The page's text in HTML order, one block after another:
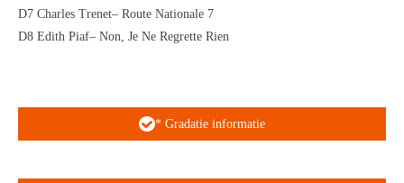
D7 Charles Trenet– Route Nationale 7
D8 Edith Piaf– Non, Je Ne Regrette Rien
* Gradatie informatie